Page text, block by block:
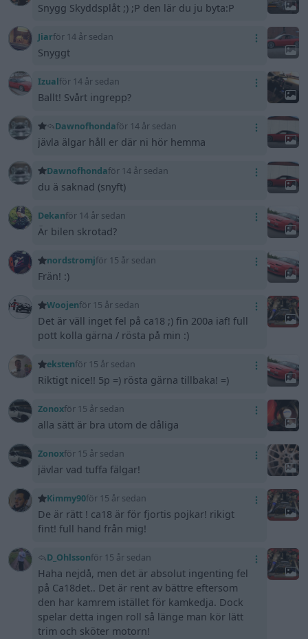
Snygg Skyddsplåt ;) ;P den lär du ju byta:P
Jiarför 14 år sedan
Snyggt
Izualför 14 år sedan
Ballt! Svårt ingrepp?
Dawnofhondaför 14 år sedan
jävla älgar håll er där ni hör hemma
Dawnofhondaför 14 år sedan
du ä saknad (snyft)
Dekanför 14 år sedan
Är bilen skrotad?
nordstromjför 15 år sedan
Frän! :)
Woojenför 15 år sedan
Det är väll inget fel på ca18 ;) fin 200a iaf! full
pott kolla gärna / rösta på min :)
ekstenför 15 år sedan
Riktigt nice!! 5p =) rösta gärna tillbaka! =)
Zonoxför 15 år sedan
alla sätt är bra utom de dåliga
Zonoxför 15 år sedan
jävlar vad tuffa fälgar!
Kimmy90för 15 år sedan
De är rätt ! ca18 är för fjortis pojkar! rikigt
fint! full hand från mig!
D_Ohlssonför 15 år sedan
Haha nejdå, men det är absolut ingenting fel
på Ca18det.. Det är rent av bättre eftersom
den har kamrem istället för kamkedja. Dock
spelar detta ingen roll så länge man kör lätt
trim och sköter motorn!